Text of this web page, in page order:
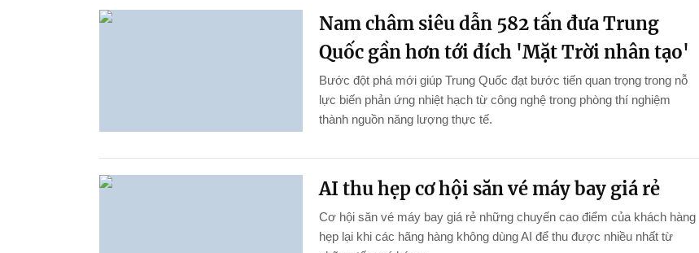
Nam châm siêu dẫn 582 tấn đưa Trung
Quốc gần hơn tới đích 'Mặt Trời nhân tạo'
Bước đột phá mới giúp Trung Quốc đạt bước tiến quan trọng trong nỗ
lực biến phản ứng nhiệt hạch từ công nghệ trong phòng thí nghiệm
thành nguồn năng lượng thực tế.
AI thu hẹp cơ hội săn vé máy bay giá rẻ
Cơ hội săn vé máy bay giá rẻ những chuyến cao điểm của khách hàng
hẹp lại khi các hãng hàng không dùng AI để thu được nhiều nhất từ